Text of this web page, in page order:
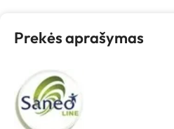
Prekės aprašymas